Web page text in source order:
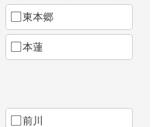
東本郷
本蓮
前川